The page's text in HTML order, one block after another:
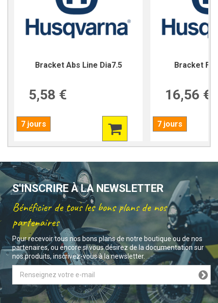
Bracket Abs Line Dia7.5
5,58 €
7 jours
Bracket
16,56 €
7 jours
S'INSCRIRE À LA NEWSLETTER
Bénéficier de tous les bons plans de nos
partenaires
Pour recevoir tous nos bons plans de notre boutique ou de nos
partenaires, ou encore si vous désirez de la documentation sur
nos produits, inscrivez-vous à la newsletter.